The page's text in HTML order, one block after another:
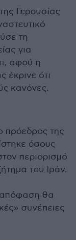
Γερουσίας
τη
για
αφού η
έκρινε ότι
κανόνες.
πρόεδρος της
όσους
περιορισμό
του Ιράν.
απόφαση θα
συνέπειες